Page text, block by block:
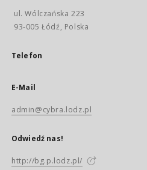
ul. Wólczańska 223
93-005 Łódź, Polska
Telefon
E-Mail
admin@cybra.lodz.pl
Odwiedź nas!
http://bg.p.lodz.pl/